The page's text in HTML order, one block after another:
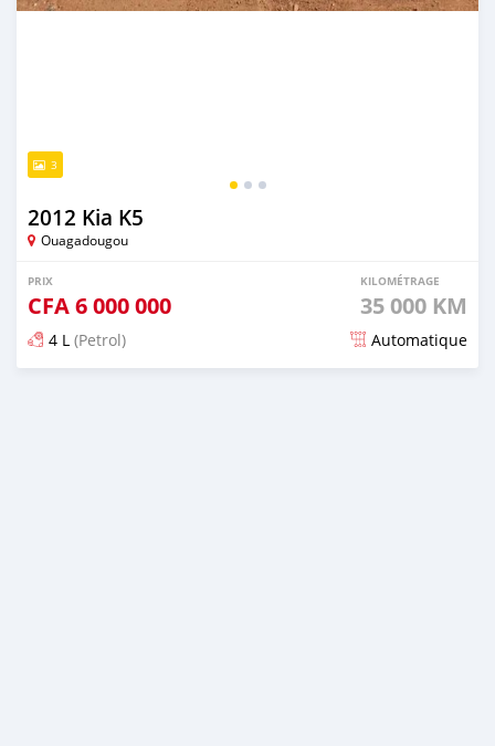
3
2012 Kia K5
Ouagadougou
PRIX
CFA6 000 000
KILOMÉTRAGE
35 000 KM
4 L (Petrol) Automatique